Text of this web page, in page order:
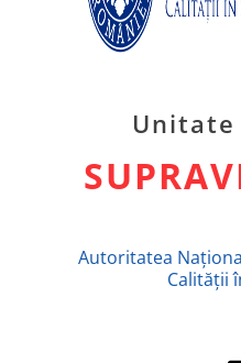
Autoritatea
Calității